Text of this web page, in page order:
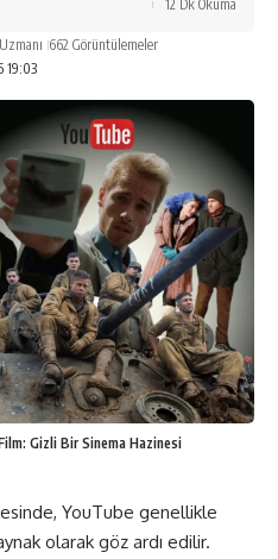
19:03
662 Görüntülemeler
12 Dk Okuma
Gizli Bir Sinema Hazinesi
YouTube genellikle
olarak göz ardı edilir.